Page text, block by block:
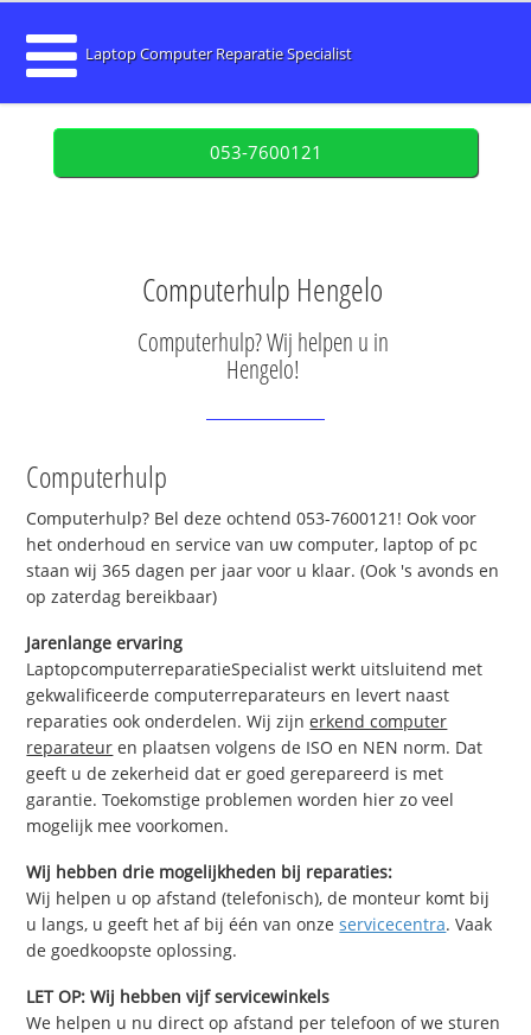
Laptop Computer Reparatie Specialist
053-7600121
Computerhulp Hengelo
Computerhulp? Wij helpen u in
Hengelo!
Computerhulp
Computerhulp? Bel deze ochtend 053-7600121! Ook voor
het onderhoud en service van uw computer, laptop of pc
staan wij 365 dagen per jaar voor u klaar. (Ook 's avonds en
op zaterdag bereikbaar)
Jarenlange ervaring
LaptopcomputerreparatieSpecialist werkt uitsluitend met
gekwalificeerde computerreparateurs en levert naast
reparaties ook onderdelen. Wij zijnerkend computer
reparateur en plaatsen volgens de ISO en NEN norm. Dat
geeft u de zekerheid dat er goed gerepareerd is met
garantie. Toekomstige problemen worden hier zo veel
mogelijk mee voorkomen.
Wij hebben drie mogelijkheden bij reparaties:
Wij helpen u op afstand (telefonisch), de monteur komt bij
u langs, u geeft het af bij één van onzeservicecentra. Vaak
de goedkoopste oplossing.
LET OP: Wij hebben vijf servicewinkels
We helpen u nu direct op afstand per telefoon of we sturen